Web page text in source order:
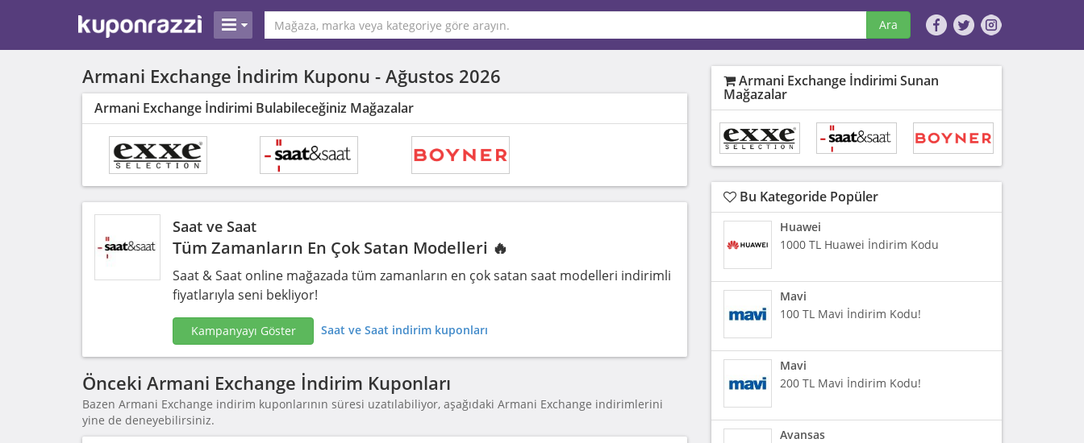
Ara
Armani Exchange İndirim Kuponu - Ağustos 2026
Armani Exchange İndirimi Bulabileceğiniz Mağazalar
Saat ve Saat
Tüm Zamanların En Çok Satan Modelleri 🔥
Saat & Saat online mağazada tüm zamanların en çok satan saat modelleri indirimli
fiyatlarıyla seni bekliyor!
Kampanyayı Göster Saat ve Saat indirim kuponları
Önceki Armani Exchange İndirim Kuponları
Bazen Armani Exchange indirim kuponlarının süresi uzatılabiliyor, aşağıdaki Armani Exchange indirimlerini
yine de deneyebilirsiniz.
Armani Exchange İndirimi Sunan
Mağazalar
Bu Kategoride Popüler
Huawei
1000 TL Huawei İndirim Kodu
Mavi
100 TL Mavi İndirim Kodu!
Mavi
200 TL Mavi İndirim Kodu!
Avansas